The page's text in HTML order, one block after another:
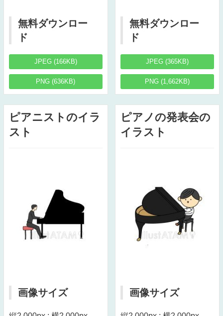
無料ダウンロー
ド
JPEG (166KB)
PNG (636KB)
無料ダウンロー
ド
JPEG (365KB)
PNG (1,662KB)
ピアニストのイラ
スト
画像サイズ
ピアノの発表会の
イラスト
画像サイズ